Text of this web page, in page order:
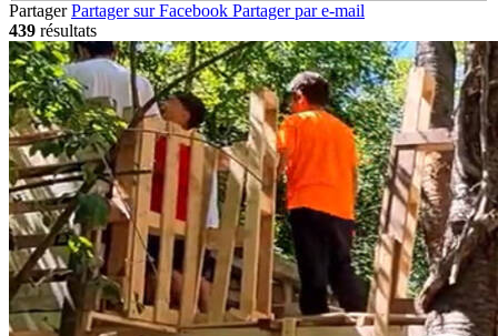
Partager Partager sur Facebook Partager par e-mail
439 résultats